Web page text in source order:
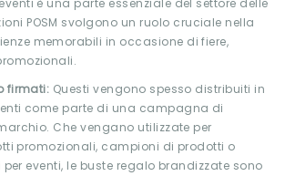
è una parte essenziale del settore delle
POSM svolgono un ruolo cruciale nella
memorabili in occasione di fiere,
firmati: Questi vengono spesso distribuiti in
come parte di una campagna di
Che vengano utilizzate per
promozionali, campioni di prodotti o
eventi, le buste regalo brandizzate sono